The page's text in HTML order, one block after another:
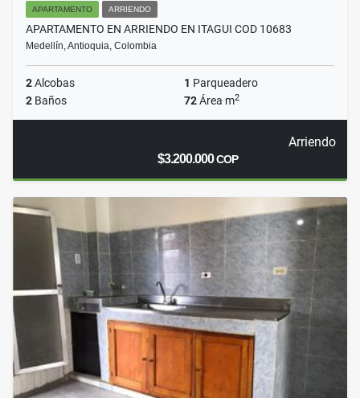
APARTAMENTO ARRIENDO
APARTAMENTO EN ARRIENDO EN ITAGUI COD 10683
Medellín, Antioquia, Colombia
2Alcobas 1 Parqueadero
2 Baños 72Área m2
Arriendo
$3.200.000COP